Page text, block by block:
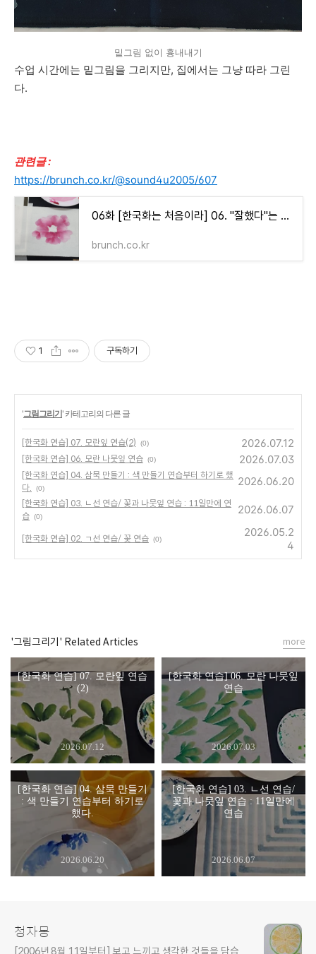
밑그림 없이 흉내내기
수업 시간에는 밑그림을 그리지만, 집에서는 그냥 따라 그린
다.
관련글 :
https://brunch.co.kr/@sound4u2005/607
06화 [한국화는 처음이라] 06. "잘했다"는 말은
brunch.co.kr
1 구독하기
'그림그리기' 카테고리의 다른 글
[한국화 연습] 07. 모란잎 연습(2) (0) 2026.07.12
[한국화 연습] 06. 모란 나뭇잎 연습 (0) 2026.07.03
[한국화 연습] 04. 삼묵 만들기 : 색 만들기 연습부터 하기로 했
다.
(0)
2026.06.20
[한국화 연습] 03. ㄴ선 연습/ 꽃과 나뭇잎 연습 : 11일만에 연
습 (0)
2026.06.07
[한국화 연습] 02. ㄱ선 연습/ 꽃 연습 (0)
2026.05.2
4
'그림그리기' Related Articles
[한국화 연습] 07. 모란잎 연습
(2)
2026.07.12
[한국화 연습] 06. 모란 나뭇잎
연습
2026.07.03
[한국화 연습] 04. 삼묵 만들기
: 색 만들기 연습부터 하기로
했다.
2026.06.20
[한국화 연습] 03. ㄴ선 연습/
꽃과 나뭇잎 연습 : 11일만에
연습
2026.06.07
more
청자몽
[2006년 8월 11일부터] 보고 느끼고 생각한 것들을 담습